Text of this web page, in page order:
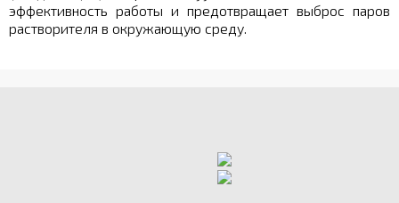
эффективность работы и предотвращает выброс паров
растворителя в окружающую среду.